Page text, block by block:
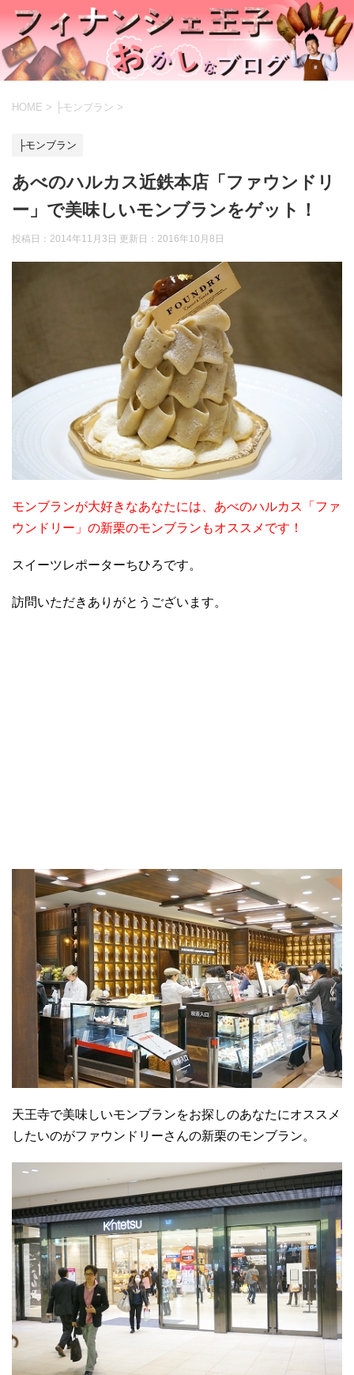
HOME > ├モンブラン >
├モンブラン
あべのハルカス近鉄本店「ファウンドリ
ー」で美味しいモンブランをゲット！
投稿日：2014年11月3日 更新日： 2016年10月8日
モンブランが大好きなあなたには、あべのハルカス「ファ
ウンドリー」の新栗のモンブランもオススメです！
スイーツレポーターちひろです。
訪問いただきありがとうございます。
天王寺で美味しいモンブランをお探しのあなたにオススメ
したいのがファウンドリーさんの新栗のモンブラン。